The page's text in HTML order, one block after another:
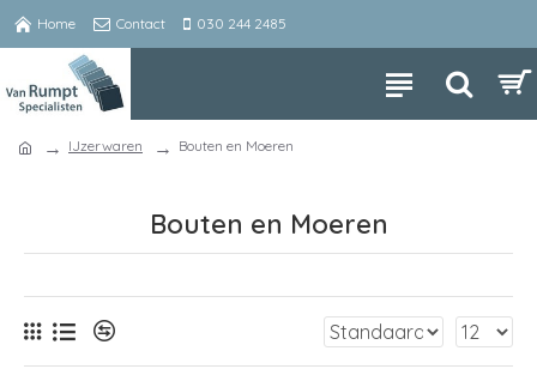
Home Contact 030 244 2485
IJzerwaren Bouten en Moeren
Bouten en Moeren